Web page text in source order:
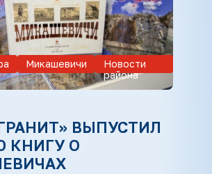
Микашевичи
Новости
района
ВЫПУСТИЛ
КНИГУ О